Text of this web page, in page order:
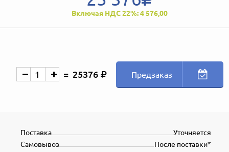
Включая НДС 22%: 4 576,00
25376 Предзаказ
Уточняется
Поставка
После поставки*
Самовывоз